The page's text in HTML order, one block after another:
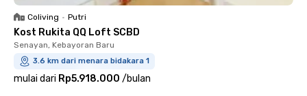
Coliving • Putri
Kost Rukita QQ Loft SCBD
Senayan, Kebayoran Baru
3.6 km dari menara bidakara 1
mulai dari Rp5.918.000 /bulan